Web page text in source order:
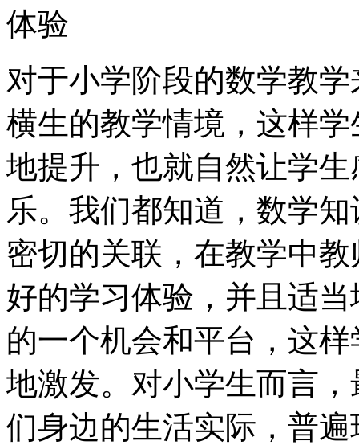
体验
对于小学阶段的数学教
横生的教学情境，这样
地提升，也就自然让学
乐。我们都知道，数学
密切的关联，在教学中
好的学习体验，并且适
的一个机会和平台，这
地激发。对小学生而言
们身边的生活实际，普